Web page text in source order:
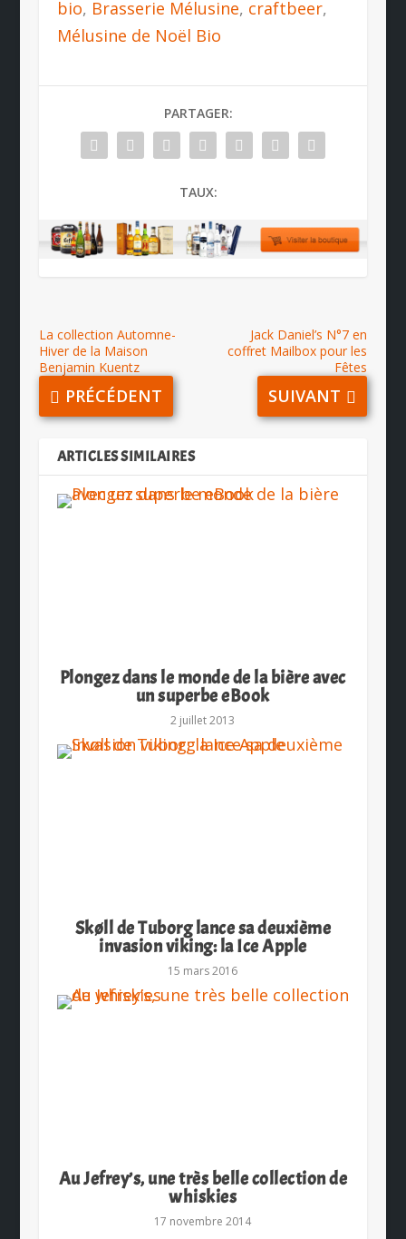
bio, Brasserie Mélusine, craftbeer,
Mélusine de Noël Bio
PARTAGER:
TAUX:
La collection Automne-
Hiver de la Maison
Benjamin Kuentz
PRÉCÉDENT
Jack Daniel’s N°7 en
coffret Mailbox pour les
Fêtes
SUIVANT
ARTICLES SIMILAIRES
Plongez dans le monde de la bière avec
un superbe eBook
2 juillet 2013
Skøll de Tuborg lance sa deuxième
invasion viking: la Ice Apple
15 mars 2016
Au Jefrey’s, une très belle collection de
whiskies
17 novembre 2014